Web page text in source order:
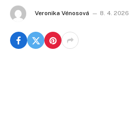
Veronika Vénosová 8. 4. 2026